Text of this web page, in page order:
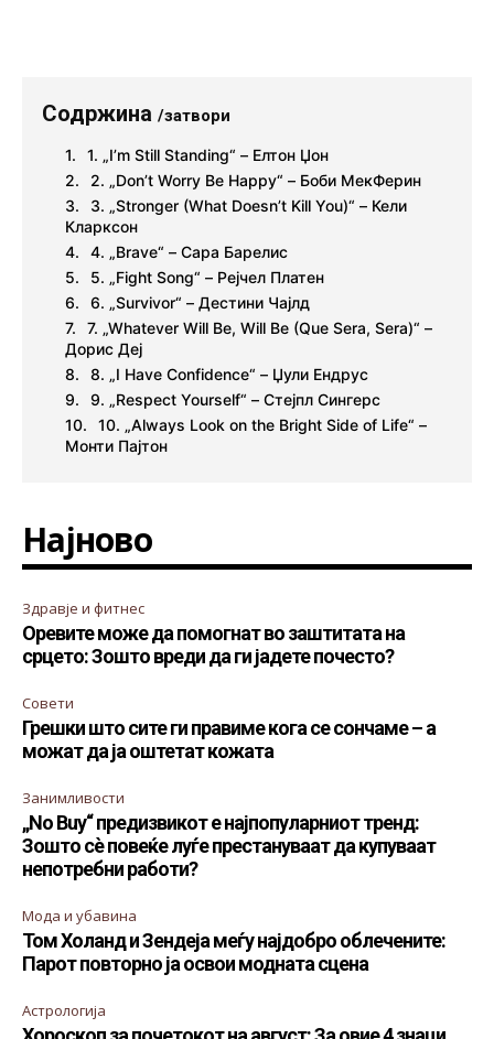
Содржина /затвори
1. „I’m Still Standing“ – Елтон Џон
2. „Don’t Worry Be Happy“ – Боби МекФерин
3. „Stronger (What Doesn’t Kill You)“ – Кели
Кларксон
4. „Brave“ – Сара Барелис
5. „Fight Song“ – Рејчел Платен
6. „Survivor“ – Дестини Чајлд
7. „Whatever Will Be, Will Be (Que Sera, Sera)“ –
Дорис Деј
8. „I Have Confidence“ – Џули Ендрус
9. „Respect Yourself“ – Стејпл Сингерс
10. „Always Look on the Bright Side of Life“ –
Монти Пајтон
Најново
Здравје и фитнес
Оревите може да помогнат во заштитата на
срцето: Зошто вреди да ги јадете почесто?
Совети
Грешки што сите ги правиме кога се сончаме – а
можат да ја оштетат кожата
Занимливости
„No Buy“ предизвикот е најпопуларниот тренд:
Зошто сè повеќе луѓе престануваат да купуваат
непотребни работи?
Мода и убавина
Том Холанд и Зендеја меѓу најдобро облечените:
Парот повторно ја освои модната сцена
Астрологија